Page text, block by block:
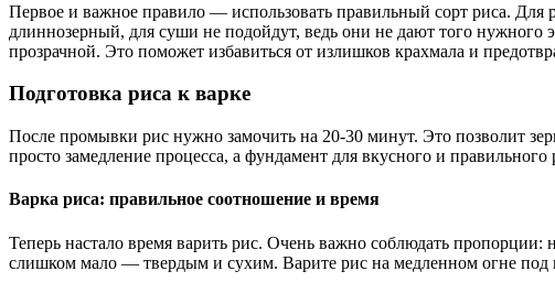
Первое и важное правило — использовать правильный сорт риса. Для
длиннозерный, для суши не подойдут, ведь они не дают того нужного
прозрачной. Это поможет избавиться от излишков крахмала и
Подготовка риса к варке
После промывки рис нужно замочить на 20-30 минут. Это позволит
просто замедление процесса, а фундамент для вкусного и правильного
Варка риса: правильное соотношение и время
Теперь настало время варить рис. Очень важно соблюдать
слишком мало — твердым и сухим. Варите рис на медленном огне под